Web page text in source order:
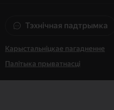
Карыстальніцкае пагадненне
Палітыка прыватнасці
Тэхнічная падтрымка